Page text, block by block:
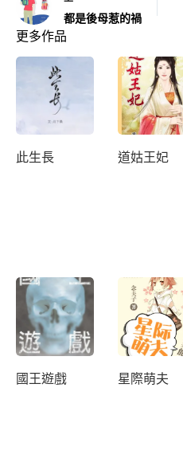
都是後母惹的禍
更多作品
此生長 道姑王妃
國王遊戲 星際萌夫